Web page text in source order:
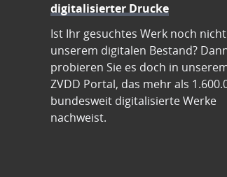
digitalisierter Drucke
Ist Ihr gesuchtes Werk noch
unserem digitalen Bestand?
probieren Sie es doch in
ZVDD Portal, das mehr als
bundesweit digitalisierte Werke
nachweist.